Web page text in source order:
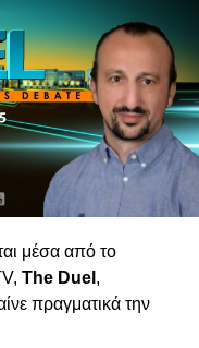
και πίεση για
φέρνει την πολιτική
μέσα από το
The Duel ,
πραγματικά την